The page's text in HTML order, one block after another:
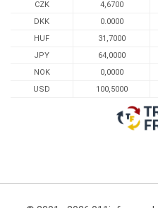
CZK
4,6700
DKK
0.0000
HUF
31,7000
JPY
64,0000
NOK
0,0000
USD
100,5000